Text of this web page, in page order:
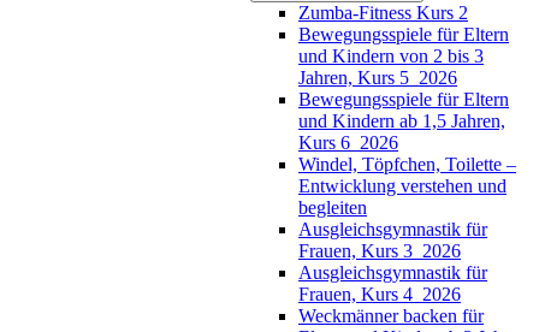
Zumba-Fitness Kurs 2
Bewegungsspiele für Eltern
und Kindern von 2 bis 3
Jahren, Kurs 5_2026
Bewegungsspiele für Eltern
und Kindern ab 1,5 Jahren,
Kurs 6_2026
Windel, Töpfchen, Toilette –
Entwicklung verstehen und
begleiten
Ausgleichsgymnastik für
Frauen, Kurs 3_2026
Ausgleichsgymnastik für
Frauen, Kurs 4_2026
Weckmänner backen für